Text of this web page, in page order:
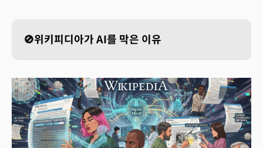
🚫위키피디아가 AI를 막은 이유